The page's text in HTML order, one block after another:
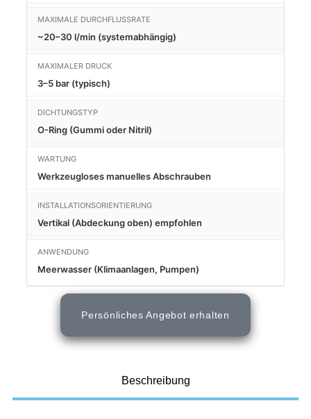
MAXIMALE DURCHFLUSSRATE
~20–30 l/min (systemabhängig)
MAXIMALER DRUCK
3–5 bar (typisch)
DICHTUNGSTYP
O-Ring (Gummi oder Nitril)
WARTUNG
Werkzeugloses manuelles Abschrauben
INSTALLATIONSORIENTIERUNG
Vertikal (Abdeckung oben) empfohlen
ANWENDUNG
Meerwasser (Klimaanlagen, Pumpen)
Persönliches Angebot erhalten
Beschreibung